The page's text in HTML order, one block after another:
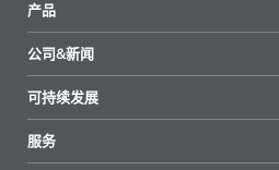
产品
所有产品
重点推荐
公司&新闻
新闻
新闻和媒体
可持续发展
可持续产品
服务